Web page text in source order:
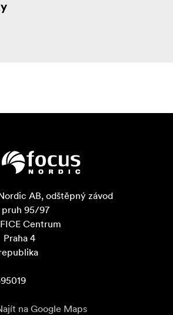
AB, odštěpný závod
95/97
Centrum
Praha 4
na Google Maps